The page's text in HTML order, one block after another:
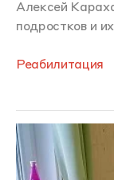
Алексей
подростков и
Реабилитация